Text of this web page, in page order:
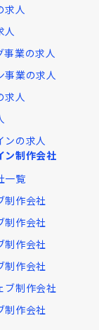
求人
人
事業の求人
事業の求人
求人
ンの求人
ン制作会社
一覧
制作会社
制作会社
制作会社
制作会社
ブ制作会社
制作会社